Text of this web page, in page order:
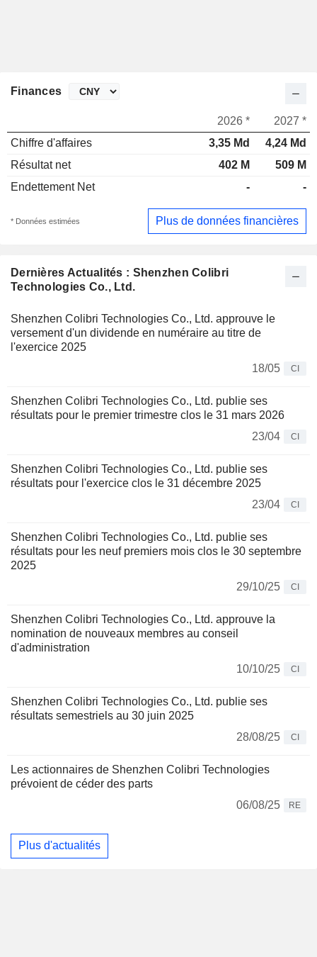
Dernières Actualités : Shenzhen Colibri
Technologies Co., Ltd.
Shenzhen Colibri Technologies Co., Ltd. approuve le
versement d'un dividende en numéraire au titre de
l'exercice 2025
18/05
CI
Shenzhen Colibri Technologies Co., Ltd. publie ses
résultats pour le premier trimestre clos le 31 mars 2026
23/04
CI
Shenzhen Colibri Technologies Co., Ltd. publie ses
résultats pour l'exercice clos le 31 décembre 2025
23/04
CI
Shenzhen Colibri Technologies Co., Ltd. publie ses
résultats pour les neuf premiers mois clos le 30 septembre
2025
29/10/25
CI
Shenzhen Colibri Technologies Co., Ltd. approuve la
nomination de nouveaux membres au conseil
d'administration
10/10/25
CI
Shenzhen Colibri Technologies Co., Ltd. publie ses
résultats semestriels au 30 juin 2025
28/08/25
CI
Les actionnaires de Shenzhen Colibri Technologies
prévoient de céder des parts
06/08/25
RE
Plus d'actualités
Finances
2026 *
2027 *
Chiffre d'affaires
3,35 Md
4,24 Md
Résultat net
402 M
509 M
Endettement Net
- -
* Données estimées Plus de données financières